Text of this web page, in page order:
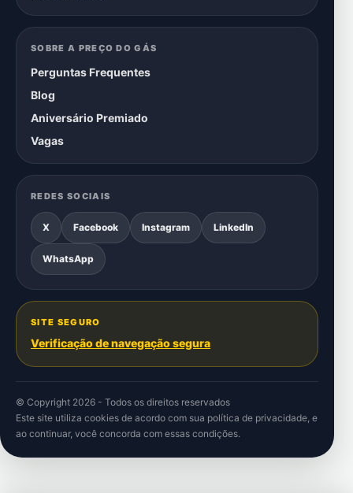
SOBRE A PREÇO DO GÁS
Perguntas Frequentes
Blog
Aniversário Premiado
Vagas
REDES SOCIAIS
X Facebook Instagram LinkedIn
WhatsApp
SITE SEGURO
Verificação de navegação segura
© Copyright 2026 - Todos os direitos reservados
Este site utiliza cookies de acordo com sua política de privacidade, e
ao continuar, você concorda com essas condições.